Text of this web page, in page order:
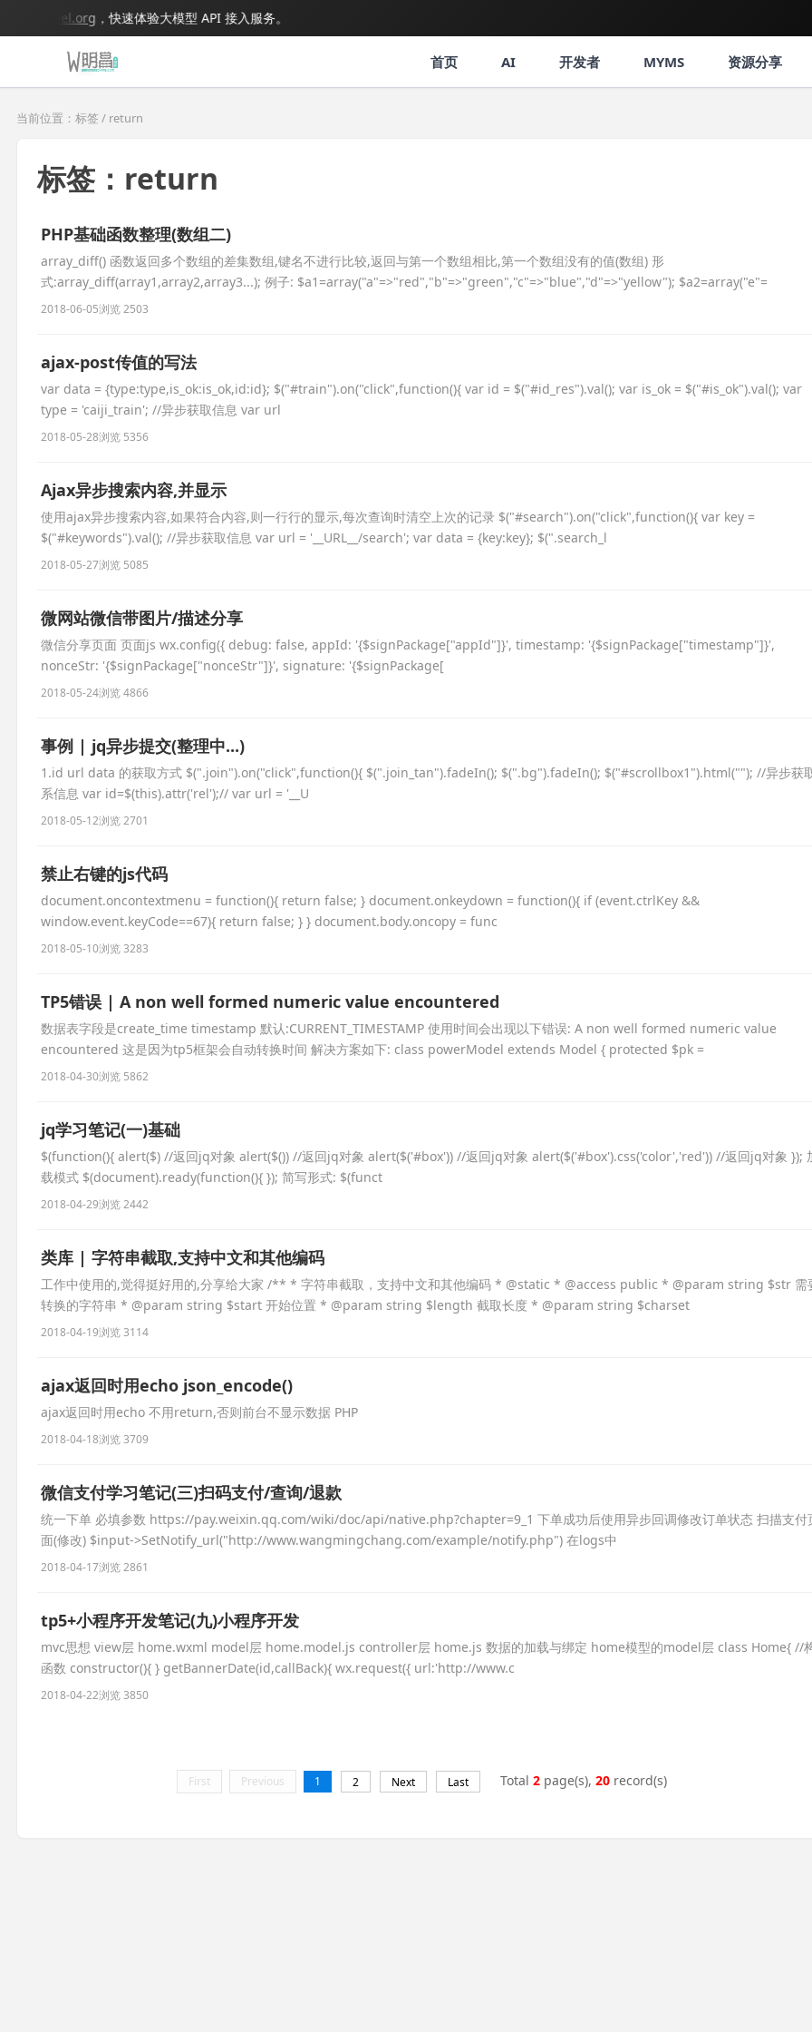
，快速体验大模型 API 接入服务。
首页 AI 开发者 MYMS 资源分享
当前位置：标签 / return
标签：return
PHP基础函数整理(数组二)
array_diff() 函数返回多个数组的差集数组,键名不进行比较,返回与第一个数组相比,第一个数组没有的值(数组) 形
式:array_diff(array1,array2,array3...); 例子: $a1=array("a"=>"red","b"=>"green","c"=>"blue","d"=>"yellow"); $a2=array("e"=
2018-06-05浏览 2503
ajax-post传值的写法
var data = {type:type,is_ok:is_ok,id:id}; $("#train").on("click",function(){ var id = $("#id_res").val(); var is_ok = $("#is_ok").val(); var
type = 'caiji_train'; //异步获取信息 var url
2018-05-28浏览 5356
Ajax异步搜索内容,并显示
使用ajax异步搜索内容,如果符合内容,则一行行的显示,每次查询时清空上次的记录 $("#search").on("click",function(){ var key =
$("#keywords").val(); //异步获取信息 var url = '__URL__/search'; var data = {key:key}; $(".search_l
2018-05-27浏览 5085
微网站微信带图片/描述分享
微信分享页面 页面js wx.config({ debug: false, appId: '{$signPackage["appId"]}', timestamp: '{$signPackage["timestamp"]}',
nonceStr: '{$signPackage["nonceStr"]}', signature: '{$signPackage[
2018-05-24浏览 4866
事例 | jq异步提交(整理中...)
1.id url data 的获取方式 $(".join").on("click",function(){ $(".join_tan").fadeIn(); $(".bg").fadeIn(); $("#scrollbox1").html(""); //异步获
系信息 var id=$(this).attr('rel');// var url = '__U
2018-05-12浏览 2701
禁止右键的js代码
document.oncontextmenu = function(){ return false; } document.onkeydown = function(){ if (event.ctrlKey &&
window.event.keyCode==67){ return false; } } document.body.oncopy = func
2018-05-10浏览 3283
TP5错误 | A non well formed numeric value encountered
数据表字段是create_time timestamp 默认:CURRENT_TIMESTAMP 使用时间会出现以下错误: A non well formed numeric value
encountered 这是因为tp5框架会自动转换时间 解决方案如下: class powerModel extends Model { protected $pk =
2018-04-30浏览 5862
jq学习笔记(一)基础
$(function(){ alert($) //返回jq对象 alert($()) //返回jq对象 alert($('#box')) //返回jq对象 alert($('#box').css('color','red')) //返回jq对象 });
载模式 $(document).ready(function(){ }); 简写形式: $(funct
2018-04-29浏览 2442
类库 | 字符串截取,支持中文和其他编码
工作中使用的,觉得挺好用的,分享给大家 /** * 字符串截取，支持中文和其他编码 * @static * @access public * @param string $str 需
转换的字符串 * @param string $start 开始位置 * @param string $length 截取长度 * @param string $charset
2018-04-19浏览 3114
ajax返回时用echo json_encode()
ajax返回时用echo 不用return,否则前台不显示数据 PHP
2018-04-18浏览 3709
微信支付学习笔记(三)扫码支付/查询/退款
统一下单 必填参数 https://pay.weixin.qq.com/wiki/doc/api/native.php?chapter=9_1 下单成功后使用异步回调修改订单状态 扫描支付
面(修改) $input->SetNotify_url("http://www.wangmingchang.com/example/notify.php") 在logs中
2018-04-17浏览 2861
tp5+小程序开发笔记(九)小程序开发
mvc思想 view层 home.wxml model层 home.model.js controller层 home.js 数据的加载与绑定 home模型的model层 class Home{ //
函数 constructor(){ } getBannerDate(id,callBack){ wx.request({ url:'http://www.c
2018-04-22浏览 3850
First Previous 1 2 Next Last Total 2page(s), 20record(s)